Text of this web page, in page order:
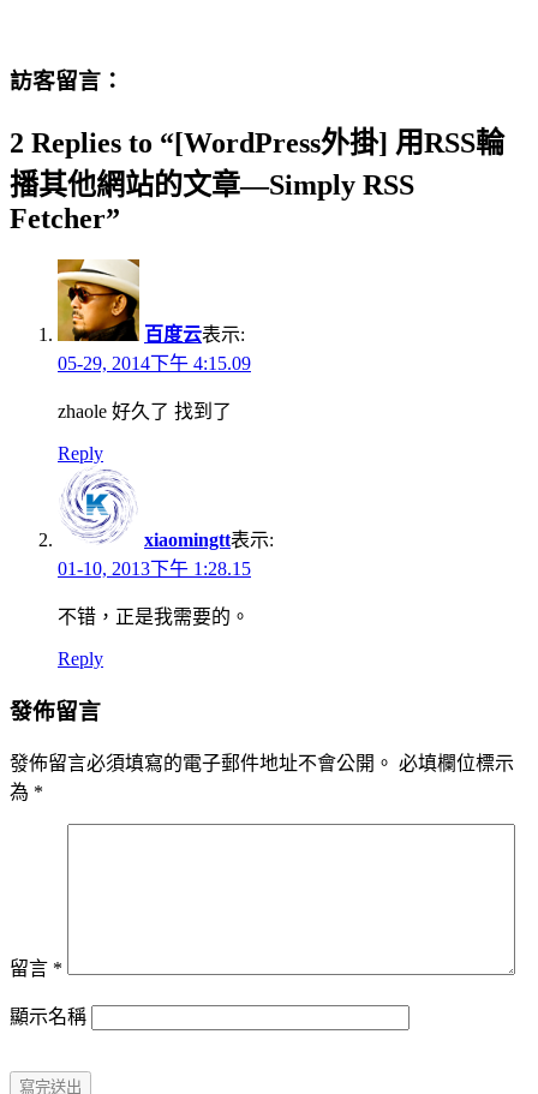
訪客留言：
2 Replies to “[WordPress外掛] 用RSS輪
播其他網站的文章—Simply RSS
Fetcher”
百度云表示:
05-29, 2014下午 4:15.09
zhaole 好久了 找到了
Reply
xiaomingtt表示:
01-10, 2013下午 1:28.15
不错，正是我需要的。
Reply
發佈留言
發佈留言必須填寫的電子郵件地址不會公開。 必填欄位標示
為 *
留言 *
顯示名稱